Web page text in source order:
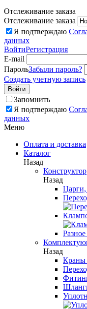
Отслеживание заказа
Отслеживание заказа
Я подтверждаю
данных
ВойтиРегистрация
E-mail
ПарольЗабыли пароль?
Создать учетную запись
Войти
Запомнить
Я подтверждаю
данных
Меню
Оплата и доставка
Каталог
Назад
Конструктор
Назад
Разное
Назад
Краны